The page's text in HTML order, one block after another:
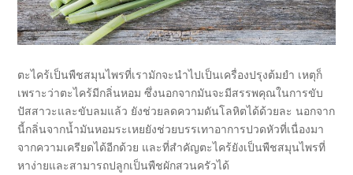
ตะไคร้เป็นพืชสมุนไพรที่เรามักจะนำไปเป็นเครื่องปรุงต้มยำ เหตุก็
เพราะว่าตะไคร้มีกลิ่นหอม ซึ่งนอกจากมันจะมีสรรพคุณในการขับ
ปัสสาวะและขับลมแล้ว ยังช่วยลดความดันโลหิตได้ด้วยละ นอกจาก
นี้กลิ่นจากน้ำมันหอมระเหยยังช่วยบรรเทาอาการปวดหัวที่เนื่องมา
จากความเครียดได้อีกด้วย และที่สำคัญตะไคร้ยังเป็นพืชสมุนไพรที่
หาง่ายและสามารถปลูกเป็นพืชผักสวนครัวได้